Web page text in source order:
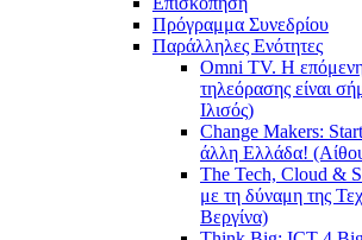
Πρόγραμμα Συνεδρίου
Παράλληλες Ενότητες
Omni TV. Η
τηλεόρασης είναι
Ιλισός)
Change Makers:
άλλη Ελλάδα!
The Tech, Cloud &
με τη δύναμη της
Βεργίνα)